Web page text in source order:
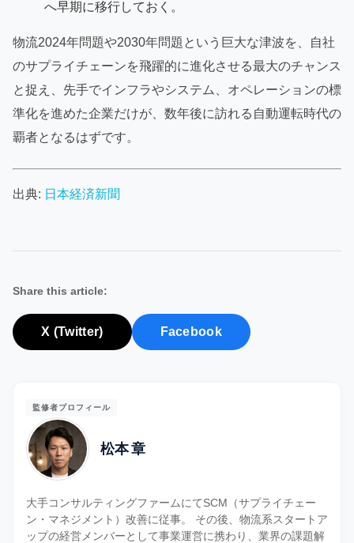
へ早期に移行しておく。
物流2024年問題や2030年問題という巨大な津波を、自社
のサプライチェーンを飛躍的に進化させる最大のチャンス
と捉え、先手でインフラやシステム、オペレーションの標
準化を進めた企業だけが、数年後に訪れる自動運転時代の
覇者となるはずです。
出典: 日本経済新聞
Share this article:
X (Twitter) Facebook
監修者プロフィール
松本 章
大手コンサルティングファームにてSCM（サプライチェー
ン・マネジメント）改善に従事。 その後、物流系スタートア
ップの経営メンバーとして事業運営に携わり、業界の課題解